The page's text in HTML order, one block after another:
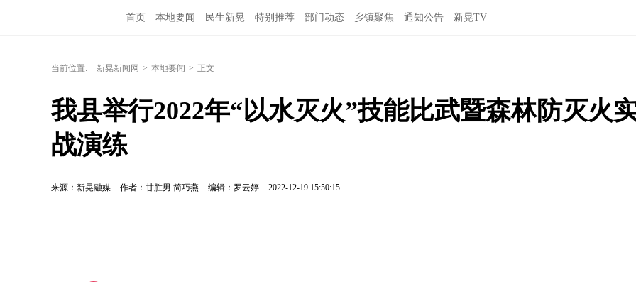
首页 本地要闻 民生新晃 特别推荐 部门动态 乡镇聚焦 通知公告 新晃TV
当前位置: 新晃新闻网 > 本地要闻 > 正文
我县举行2022年“以水灭火”技能比武暨森林防灭火
战演练
来源：新晃融媒 作者：甘胜男 简巧燕 编辑：罗云婷 2022-12-19 15:50:15